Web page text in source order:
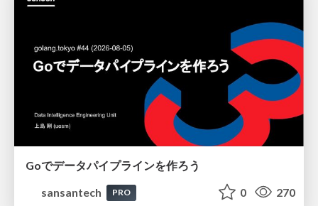
Goでデータパイプラインを作ろう
sansantech
PRO 0 270